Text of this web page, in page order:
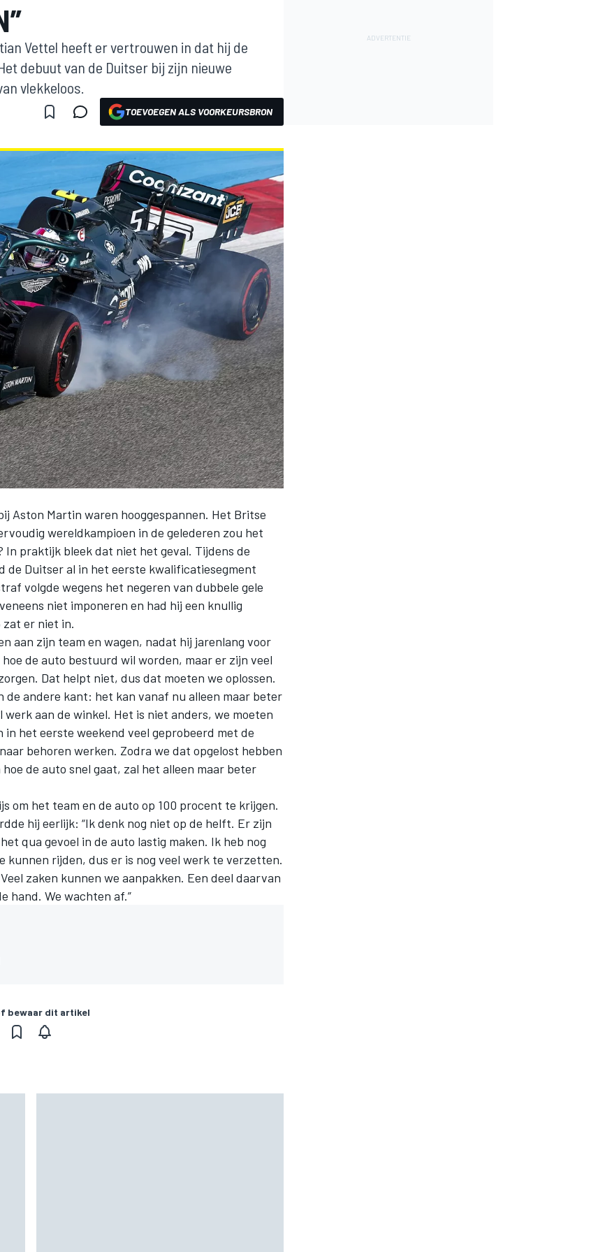
Vettel heeft er vertrouwen in dat hij de
debuut van de Duitser bij zijn nieuwe
vlekkeloos.
TOEVOEGEN ALS VOORKEURSBRON
Aston Martin waren hooggespannen. Het Britse
wereldkampioen in de gelederen zou het
praktijk bleek dat niet het geval. Tijdens de
de Duitser al in het eerste kwalificatiesegment
volgde wegens het negeren van dubbele gele
niet imponeren en had hij een knullig
zat er niet in.
aan zijn team en wagen, nadat hij jarenlang voor
de auto bestuurd wil worden, maar er zijn veel
Dat helpt niet, dus dat moeten we oplossen.
de andere kant: het kan vanaf nu alleen maar beter
werk aan de winkel. Het is niet anders, we moeten
het eerste weekend veel geprobeerd met de
behoren werken. Zodra we dat opgelost hebben
de auto snel gaat, zal het alleen maar beter
om het team en de auto op 100 procent te krijgen.
hij eerlijk: “Ik denk nog niet op de helft. Er zijn
qua gevoel in de auto lastig maken. Ik heb nog
kunnen rijden, dus er is nog veel werk te verzetten.
zaken kunnen we aanpakken. Een deel daarvan
hand. We wachten af.”
bewaar dit artikel